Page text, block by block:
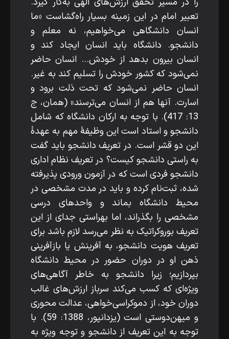
تعبیر امام در این زمینه بسیار راه‌گشاست «ما
انسان دانشگاهی می‌خواهیم، نه معلم و
دانشجو. دانشگاه باید انسان ایجاد کند و
انسان بیرون بدهد از خودش... انسان حاضر
نمی‌شود که کشور خودش را تسلیم کند به غیر.
انسان حاضر نمی‌شود که تحت ذلت برود و
اسارت. آن­ها هم از انسان می‌ترسند» (همان، ج
13: 417). با توجه به ارکان دانشگاه که شامل
دانشجو و استاد است این وظیفۀ مهم به­ عهدۀ
این دو قشر است. در تعریف دانشجو باید گفت
به­ راستی دانشجو کیست؟ در تعریف نظام اداری
دانشجو فردی است که در آزمون ورودی پذیرفته
شده، ثبت‌نام کرده و باید در مدت مشخصی در
محیط دانشگاه بماند و واحدهای درسی
مشخصی را بگذراند، اما به­راستی جدای از این
تعریف بوروکراتیک به ­نظر می‌رسد لازم باشد برای
تعریف هویت دانشجو، به آفرینش یا بازآفرینی
ذهن او در دوران حضور در محیط دانشگاه
بپردازیم؛ زیرا دانشجو به­ خاطر آگاهی‌های
ویژه‌ای که کسب می‌کند سرباز ارزش‌های غالب
دوران خود، از دموکراسی‌خواهی، عدالت­ محوری
و میهن‌دوستی است (یزدان­پور، 1388: 59). با
توجه به این تعریف از دانشجو و توجه ویژه به